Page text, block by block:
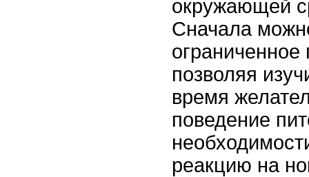
окружающей
Сначала
ограниченное
позволяя
время
поведение
реакцию на